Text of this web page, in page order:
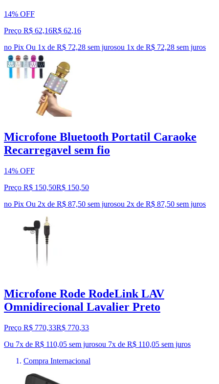
14% OFF
Preço R$ 62,16R$ 62,16
no Pix Ou 1x de R$ 72,28 sem jurosou 1x de R$ 72,28 sem juros
Microfone Bluetooth Portatil Caraoke
Recarregavel sem fio
14% OFF
Preço R$ 150,50R$ 150,50
no Pix Ou 2x de R$ 87,50 sem jurosou 2x de R$ 87,50 sem juros
Microfone Rode RodeLink LAV
Omnidirecional Lavalier Preto
Preço R$ 770,33R$ 770,33
Ou 7x de R$ 110,05 sem jurosou 7x de R$ 110,05 sem juros
Compra Internacional